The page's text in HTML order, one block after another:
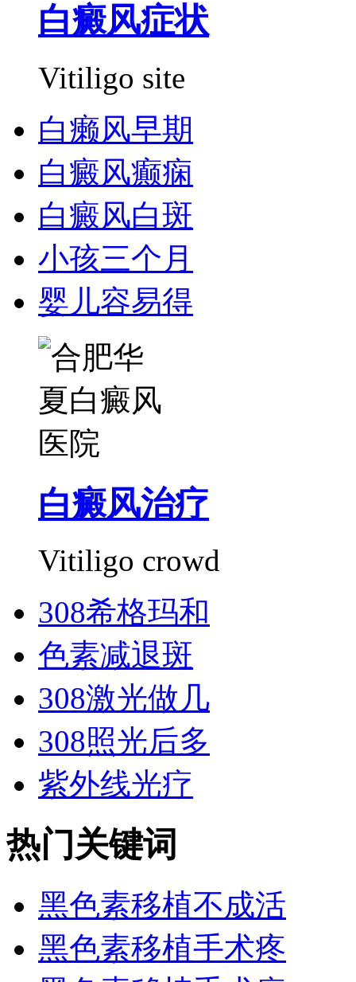
白癜风症状
Vitiligo site
白癞风早期
白癜风癫痫
白癜风白斑
小孩三个月
婴儿容易得
白癜风治疗
Vitiligo crowd
308希格玛和
色素减退斑
308激光做几
308照光后多
紫外线光疗
热门关键词
黑色素移植不成活
黑色素移植手术疼